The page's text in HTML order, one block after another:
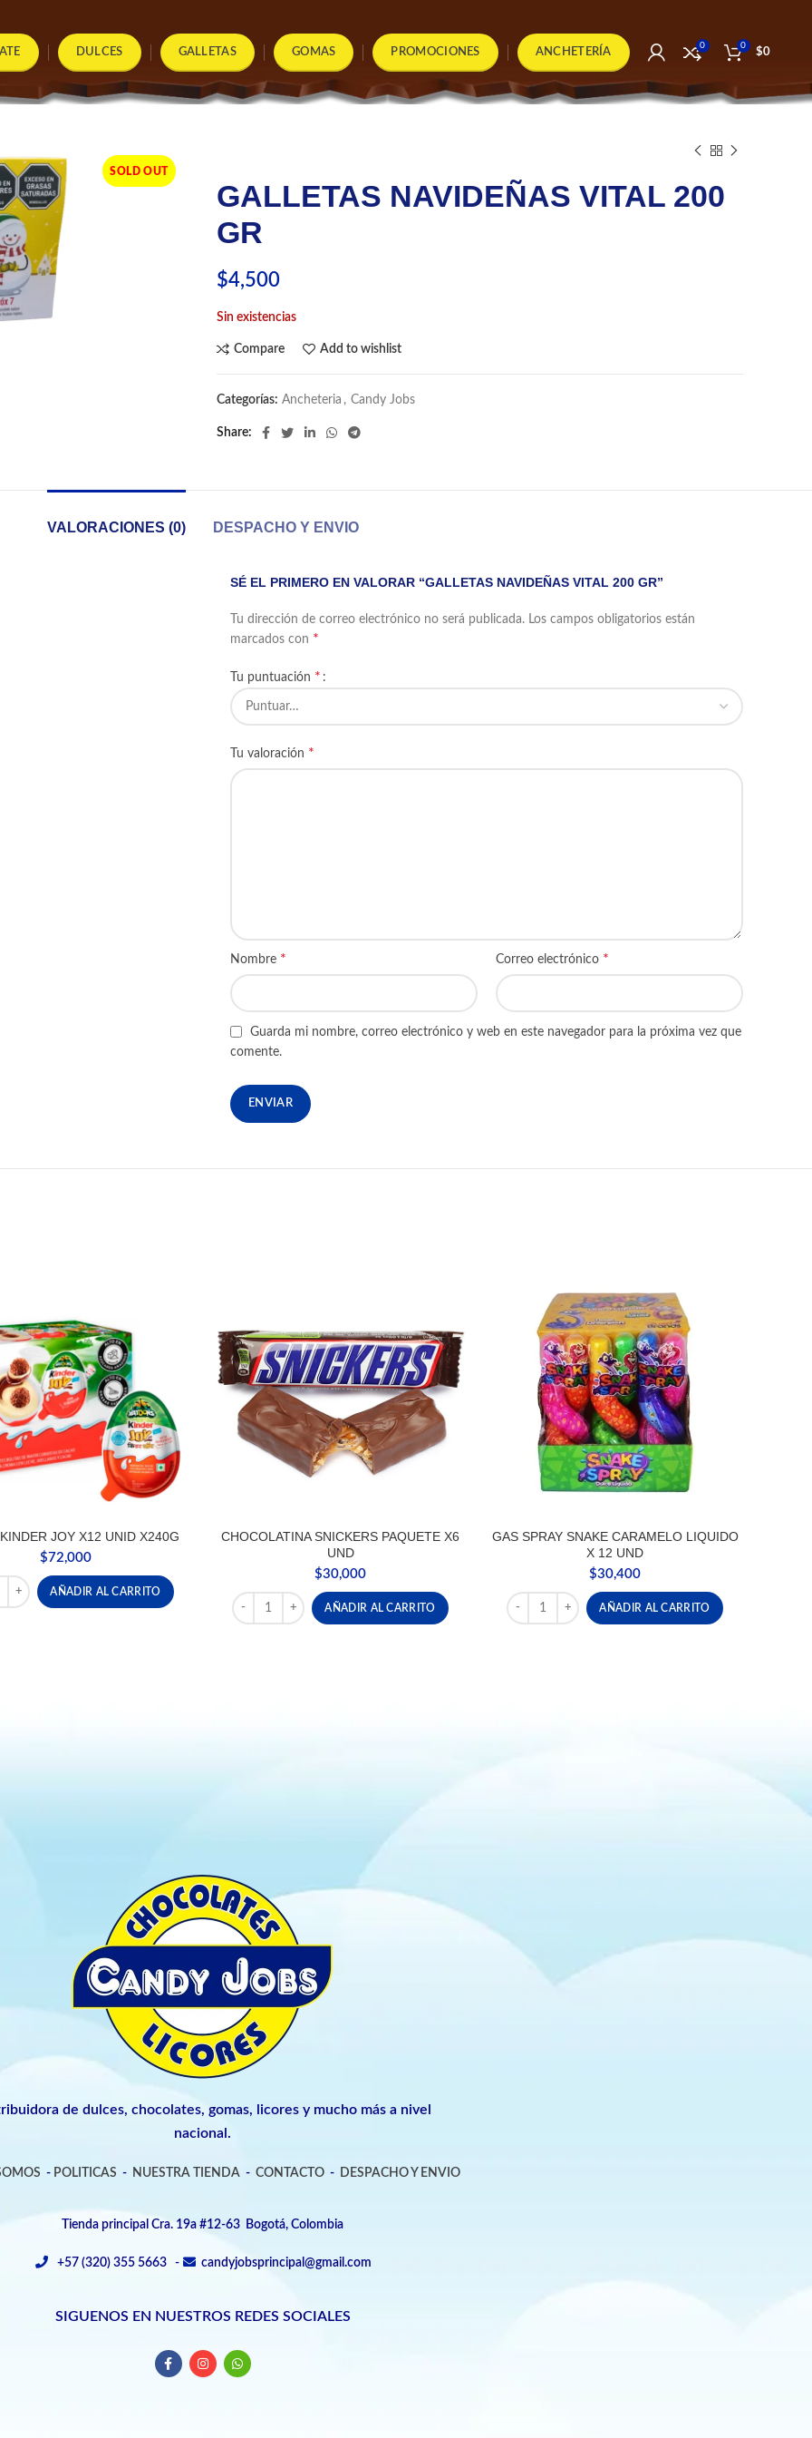
DULCES GALLETAS GOMAS PROMOCIONES ANCHETERÍA
0 0
$0
SOLD OUT
GALLETAS NAVIDEÑAS VITAL 200
GR
$4,500
Sin existencias
Compare Add to wishlist
Categorías: Ancheteria , Candy Jobs
Share
VALORACIONES (0) DESPACHO Y ENVIO
SÉ EL PRIMERO EN VALORAR “GALLETAS NAVIDEÑAS VITAL 200 GR”
Tu dirección de correo electrónico no será publicada. Los campos obligatorios están
marcados con *
Tu puntuación *
Tu valoración *
Nombre * Correo electrónico *
Guarda mi nombre, correo electrónico y web en este navegador para la próxima vez que
comente.
JOY X12 UNID X240G
$72,000
KINDER JOY X12 UNID X240G cantidad
AÑADIR AL CARRITO
CHOCOLATINA SNICKERS PAQUETE X6
UND
$30,000
CHOCOLATINA SNICKERS PAQUETE X6 UND cantidad
AÑADIR AL CARRITO
GAS SPRAY SNAKE CARAMELO LIQUIDO
X 12 UND
$30,400
GAS SPRAY SNAKE CARAMELO LIQUIDO X 12 UND
AÑADIR AL CARRITO
de dulces, chocolates, gomas, licores y mucho más a nivel
nacional.
- POLITICAS - NUESTRA TIENDA- CONTACTO- DESPACHO Y ENVIO
Tienda principal Cra. 19a #12-63 Bogotá, Colombia
+57 (320) 355 5663 - candyjobsprincipal@gmail.com
SIGUENOS EN NUESTROS REDES SOCIALES